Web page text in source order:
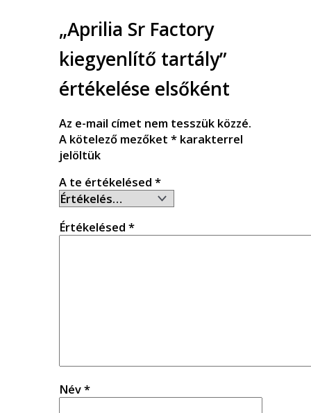
„Aprilia Sr Factory
kiegyenlítő tartály”
értékelése elsőként
Az e-mail címet nem tesszük közzé.
A kötelező mezőket *karakterrel
jelöltük
A te értékelésed *
Értékelésed *
Név*